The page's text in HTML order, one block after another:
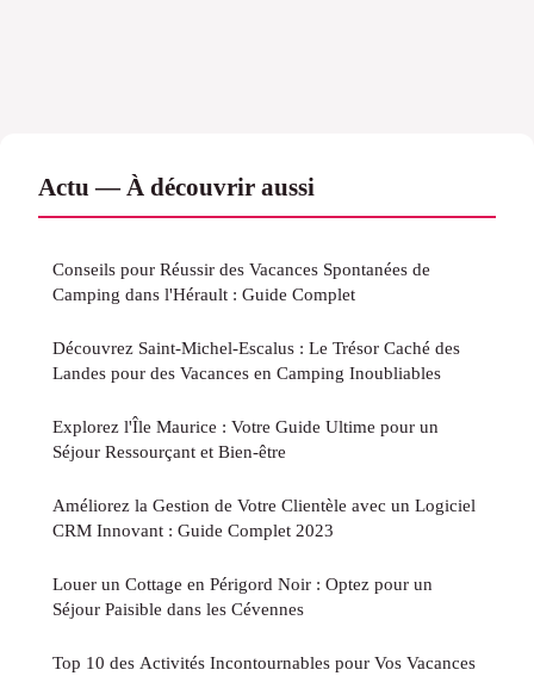
Actu — À découvrir aussi
Conseils pour Réussir des Vacances Spontanées de
Camping dans l'Hérault : Guide Complet
Découvrez Saint-Michel-Escalus : Le Trésor Caché des
Landes pour des Vacances en Camping Inoubliables
Explorez l'Île Maurice : Votre Guide Ultime pour un
Séjour Ressourçant et Bien-être
Améliorez la Gestion de Votre Clientèle avec un Logiciel
CRM Innovant : Guide Complet 2023
Louer un Cottage en Périgord Noir : Optez pour un
Séjour Paisible dans les Cévennes
Top 10 des Activités Incontournables pour Vos Vacances